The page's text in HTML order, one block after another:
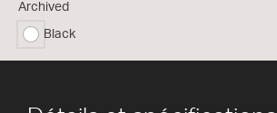
Archived
sélectionné
Black